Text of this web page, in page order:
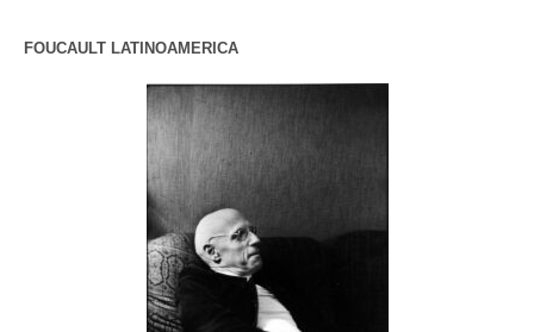
FOUCAULT LATINOAMERICA